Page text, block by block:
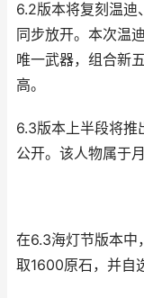
6.2版本将复刻温迪
同步放开。本次温
唯一武器，组合新
高。
6.3版本上半段将推
公开。该人物属于
在6.3海灯节版本中
取1600原石，并自